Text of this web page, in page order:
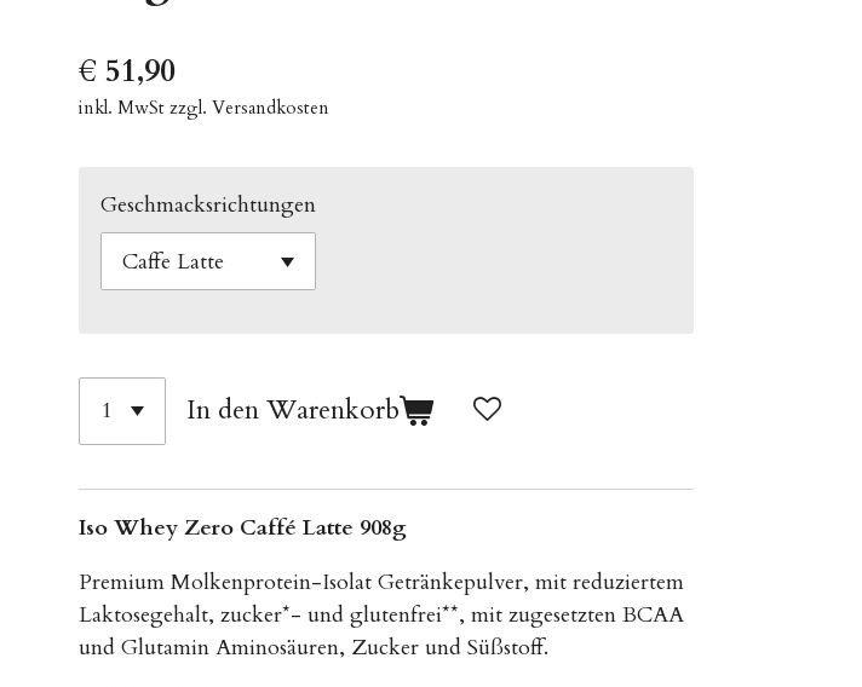
€ 51,90
inkl. MwSt zzgl. Versandkosten
Geschmacksrichtungen
In den Warenkorb
Iso Whey Zero Caffé Latte 908g
Premium Molkenprotein-Isolat Getränkepulver, mit reduziertem
Laktosegehalt, zucker*- und glutenfrei**, mit zugesetzten BCAA
und Glutamin Aminosäuren, Zucker und Süßstoff.